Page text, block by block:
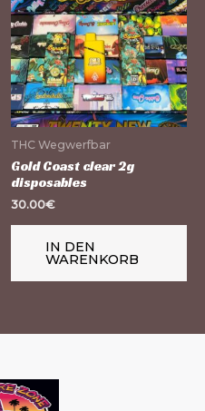
THC Wegwerfbar
Gold Coast clear 2g
disposables
30.00€
IN DEN
WARENKORB